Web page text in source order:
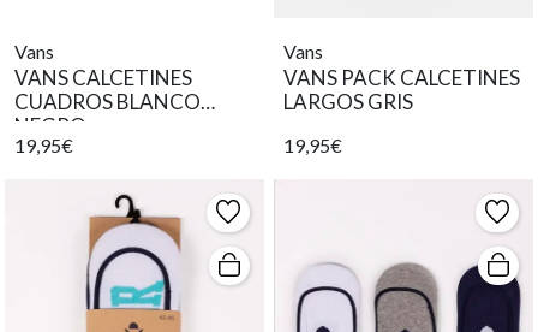
Vans
VANS CALCETINES
CUADROS BLANCO
NEGRO
19,95€
Vans
VANS PACK CALCETINES
LARGOS GRIS
19,95€